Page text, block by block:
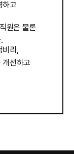
하고
원은 물론
비리,
개선하고